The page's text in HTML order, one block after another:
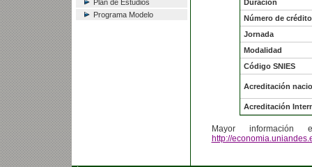
Plan de Estudios
Programa Modelo
Duración
Número de
Jornada
Modalidad
Código SNIES
Acreditación
Acreditación
Mayor
http://